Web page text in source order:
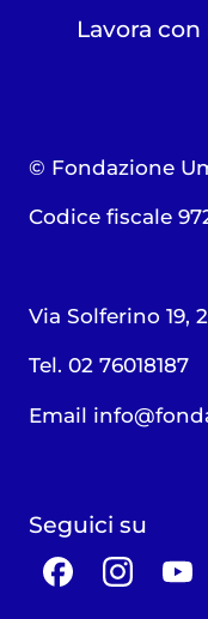
Lavora con
© Fondazione
Codice fiscale
Via Solferino 19,
Tel. 02 76018187
Email
Seguici su